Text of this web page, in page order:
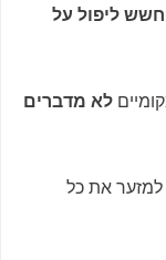
ליפול על
לא מדברים
למזער את כל